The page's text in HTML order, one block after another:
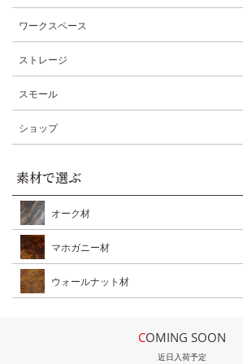
ワークスペース
ストレージ
スモール
ショップ
素材で選ぶ
オーク材
マホガニー材
ウォールナット材
COMING SOON
近日入荷予定